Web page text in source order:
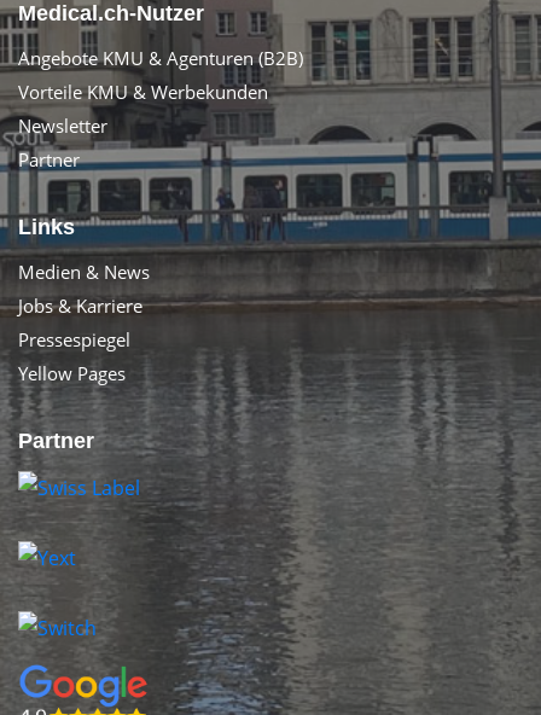
Medical.ch-Nutzer
Angebote KMU & Agenturen (B2B)
Vorteile KMU & Werbekunden
Newsletter
Partner
Links
Medien & News
Jobs & Karriere
Pressespiegel
Yellow Pages
Partner